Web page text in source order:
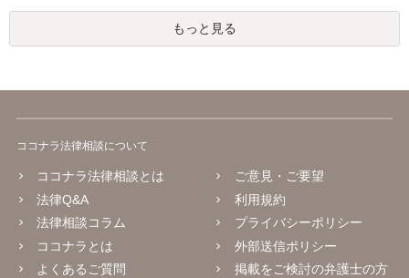
もっと見る
ココナラ法律相談について
ココナラ法律相談とは
法律Q&A
法律相談コラム
ココナラとは
よくあるご質問
ご意見・ご要望
利用規約
プライバシーポリシー
外部送信ポリシー
掲載をご検討の弁護士の方